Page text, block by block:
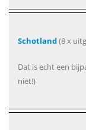
Schotland(8 x
Dat is echt een
niet!)